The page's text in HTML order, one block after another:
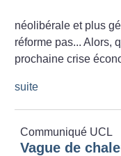
néolibérale et plus
réforme pas... Alors,
prochaine crise
suite
Communiqué UCL
Vague de